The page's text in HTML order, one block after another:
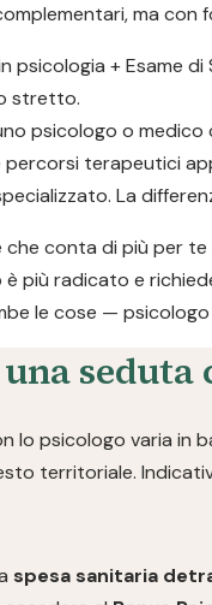
ma con
psicologia + Esame
stretto.
psicologo o
percorsi terapeutici
La
che conta di più per
è più radicato e
le cose —
lo psicologo varia in
territoriale.
spesa sanitaria